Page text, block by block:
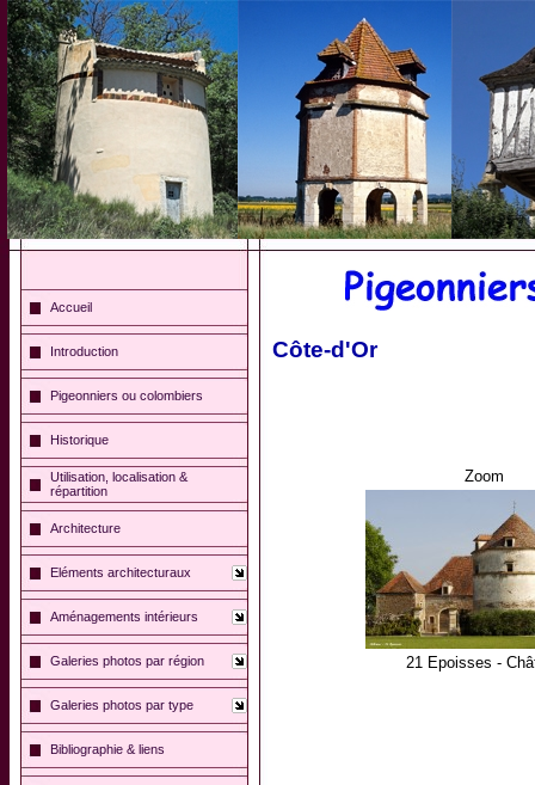
Accueil
Introduction
Pigeonniers ou colombiers
Historique
Utilisation, localisation &
répartition
Architecture
Eléments architecturaux
Aménagements intérieurs
Galeries photos par région
Galeries photos par type
Bibliographie & liens
Zoom
21 Epoisses -
Côte-d'Or